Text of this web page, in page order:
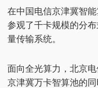
在中国电信京津冀智
参观了千卡规模的分
量传输系统。
面向全光算力，北京
京津冀万卡智算池的